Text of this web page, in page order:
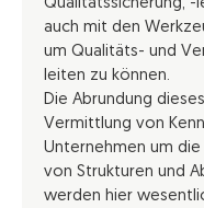
Qualitätssicherung, -
auch mit den
um Qualitäts- und
leiten zu können.
Die Abrundung
Vermittlung von
Unternehmen um
von Strukturen und
werden hier